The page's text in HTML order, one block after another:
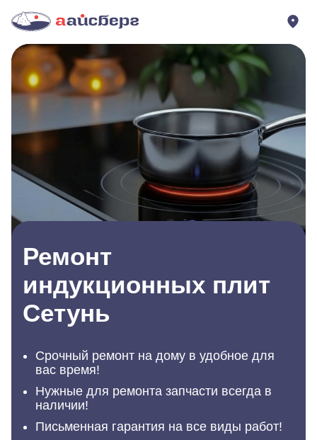
Ремонт
индукционных плит
Сетунь
Срочный ремонт на дому в удобное для
вас время!
Нужные для ремонта запчасти всегда в
наличии!
Письменная гарантия на все виды работ!